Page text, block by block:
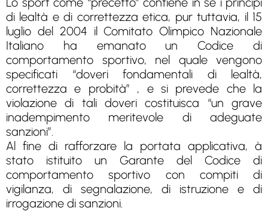
di lealtà e di correttezza etica, pur tuttavia, il 15
luglio del 2004 il Comitato Olimpico Nazionale
Italiano ha emanato un Codice di
comportamento sportivo, nel quale vengono
specificati “doveri fondamentali di lealtà,
correttezza e probità” , e si prevede che la
violazione di tali doveri costituisca “un grave
inadempimento meritevole di adeguate
sanzioni”.
Al fine di rafforzare la portata applicativa, à
stato istituito un Garante del Codice di
comportamento sportivo con compiti di
vigilanza, di segnalazione, di istruzione e di
irrogazione di sanzioni.